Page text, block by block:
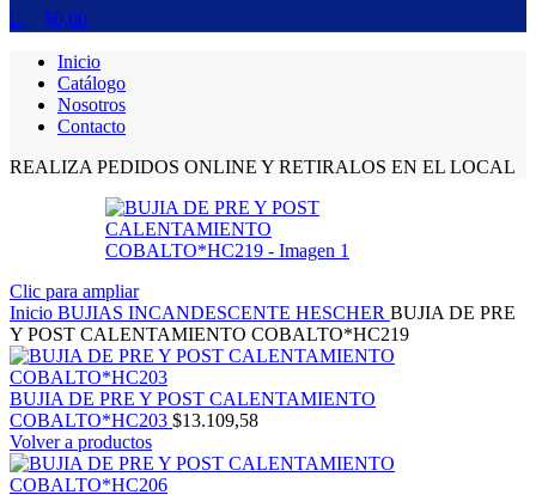
$0,00
Inicio
Catálogo
Nosotros
Contacto
REALIZA PEDIDOS ONLINE Y RETIRALOS EN EL LOCAL
Clic para ampliar
Inicio BUJIAS INCANDESCENTE HESCHER BUJIA DE PRE
Y POST CALENTAMIENTO COBALTO*HC219
BUJIA DE PRE Y POST CALENTAMIENTO
COBALTO*HC203 $13.109,58
Volver a productos